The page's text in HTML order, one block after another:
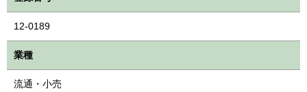
12-0189
業種
流通・小売